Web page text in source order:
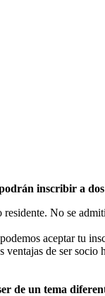
inscribir a
No se
aceptar tu
de ser socio
de un tema